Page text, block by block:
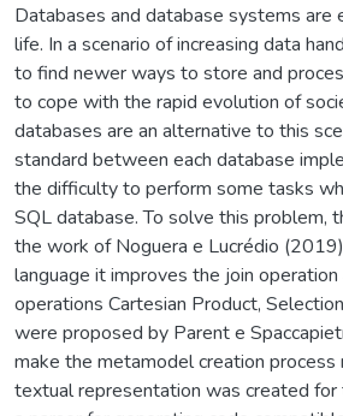
Databases and database systems are
life. In a scenario of increasing data
to find newer ways to store and
to cope with the rapid evolution of
databases are an alternative to this
standard between each database
the difficulty to perform some tasks
SQL database. To solve this problem,
the work of Noguera e Lucrédio
language it improves the join
operations Cartesian Product,
were proposed by Parent e
make the metamodel creation process
textual representation was created